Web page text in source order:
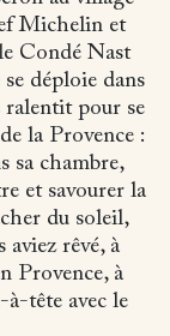
Michelin et
Condé Nast
déploie dans
ralentit pour se
la Provence :
sa chambre,
et savourer la
du soleil,
rêvé, à
Provence, à
tête avec le